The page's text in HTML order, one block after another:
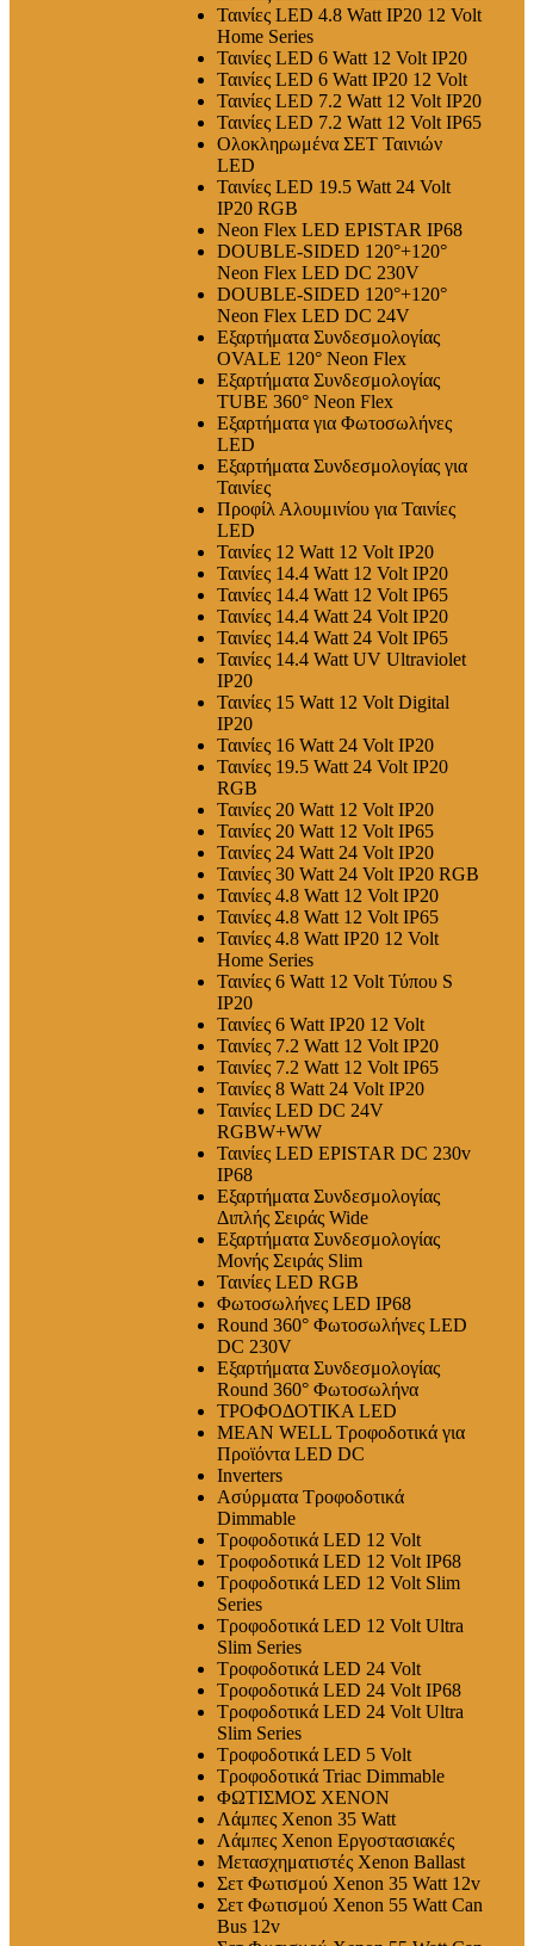
Ταινίες LED 4.8 Watt IP20 12 Volt
Home Series
Ταινίες LED 6 Watt 12 Volt IP20
Ταινίες LED 6 Watt IP20 12 Volt
Ταινίες LED 7.2 Watt 12 Volt IP20
Ταινίες LED 7.2 Watt 12 Volt IP65
Ολοκληρωμένα ΣΕΤ Ταινιών
LED
Ταινίες LED 19.5 Watt 24 Volt
IP20 RGB
Neon Flex LED EPISTAR IP68
DOUBLE-SIDED 120°+120°
Neon Flex LED DC 230V
DOUBLE-SIDED 120°+120°
Neon Flex LED DC 24V
Εξαρτήματα Συνδεσμολογίας
OVALE 120° Neon Flex
Εξαρτήματα Συνδεσμολογίας
TUBE 360° Neon Flex
Εξαρτήματα για Φωτοσωλήνες
LED
Εξαρτήματα Συνδεσμολογίας για
Ταινίες
Προφίλ Αλουμινίου για Ταινίες
LED
Ταινίες 12 Watt 12 Volt IP20
Ταινίες 14.4 Watt 12 Volt IP20
Ταινίες 14.4 Watt 12 Volt IP65
Ταινίες 14.4 Watt 24 Volt IP20
Ταινίες 14.4 Watt 24 Volt IP65
Ταινίες 14.4 Watt UV Ultraviolet
IP20
Ταινίες 15 Watt 12 Volt Digital
IP20
Ταινίες 16 Watt 24 Volt IP20
Ταινίες 19.5 Watt 24 Volt IP20
RGB
Ταινίες 20 Watt 12 Volt IP20
Ταινίες 20 Watt 12 Volt IP65
Ταινίες 24 Watt 24 Volt IP20
Ταινίες 30 Watt 24 Volt IP20 RGB
Ταινίες 4.8 Watt 12 Volt IP20
Ταινίες 4.8 Watt 12 Volt IP65
Ταινίες 4.8 Watt IP20 12 Volt
Home Series
Ταινίες 6 Watt 12 Volt Τύπου S
IP20
Ταινίες 6 Watt IP20 12 Volt
Ταινίες 7.2 Watt 12 Volt IP20
Ταινίες 7.2 Watt 12 Volt IP65
Ταινίες 8 Watt 24 Volt IP20
Ταινίες LED DC 24V
RGBW+WW
Ταινίες LED EPISTAR DC 230v
IP68
Εξαρτήματα Συνδεσμολογίας
Διπλής Σειράς Wide
Εξαρτήματα Συνδεσμολογίας
Μονής Σειράς Slim
Ταινίες LED RGB
Φωτοσωλήνες LED IP68
Round 360° Φωτοσωλήνες LED
DC 230V
Εξαρτήματα Συνδεσμολογίας
Round 360° Φωτοσωλήνα
ΤΡΟΦΟΔΟΤΙΚΑ LED
MEAN WELL Τροφοδοτικά για
Προϊόντα LED DC
Inverters
Ασύρματα Τροφοδοτικά
Dimmable
Τροφοδοτικά LED 12 Volt
Τροφοδοτικά LED 12 Volt IP68
Τροφοδοτικά LED 12 Volt Slim
Series
Τροφοδοτικά LED 12 Volt Ultra
Slim Series
Τροφοδοτικά LED 24 Volt
Τροφοδοτικά LED 24 Volt IP68
Τροφοδοτικά LED 24 Volt Ultra
Slim Series
Τροφοδοτικά LED 5 Volt
Τροφοδοτικά Triac Dimmable
ΦΩΤΙΣΜΟΣ XENON
Λάμπες Xenon 35 Watt
Λάμπες Xenon Εργοστασιακές
Μετασχηματιστές Xenon Ballast
Σετ Φωτισμού Xenon 35 Watt 12v
Σετ Φωτισμού Xenon 55 Watt Can
Bus 12v